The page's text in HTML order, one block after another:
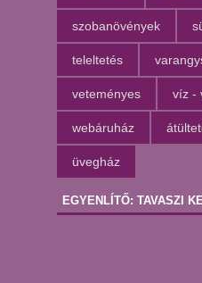
szobanövények
teleltetés
veteményes víz -
webáruház
üvegház
EGYENLÍTŐ: TAVASZI